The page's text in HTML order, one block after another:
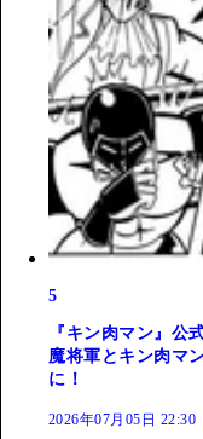
5
『キン肉マン』
魔将軍とキン肉マ
に！
2026年07月05日 22:30